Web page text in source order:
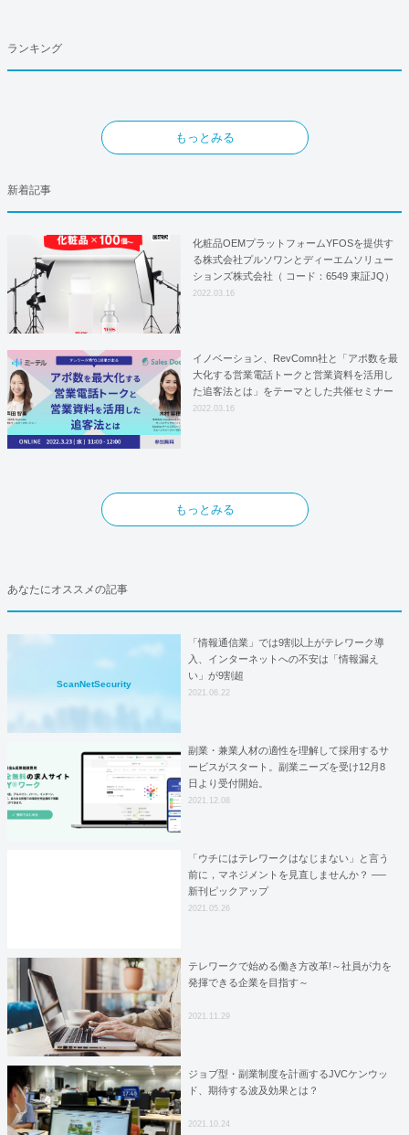
ランキング
もっとみる
新着記事
化粧品OEMプラットフォームYFOSを提供す
る株式会社プルソワンとディーエムソリュー
ションズ株式会社（ コード：6549 東証JQ）
はYFOSにおけるロジスティクスパートナー
2022.03.16
イノベーション、RevComn社と「アポ数を最
大化する営業電話トークと営業資料を活用し
た追客法とは」をテーマとした共催セミナー
を開催！
2022.03.16
もっとみる
あなたにオススメの記事
ScanNetSecurity
「情報通信業」では9割以上がテレワーク導
入、インターネットへの不安は「情報漏え
い」が9割超
2021.06.22
副業・兼業人材の適性を理解して採用するサ
ービスがスタート。副業ニーズを受け12月8
日より受付開始。
2021.12.08
「ウチにはテレワークはなじまない」と言う
前に，マネジメントを見直しませんか？ ──
新刊ピックアップ
2021.05.26
テレワークで始める働き方改革!～社員が力を
発揮できる企業を目指す～
2021.11.29
ジョブ型・副業制度を計画するJVCケンウッ
ド、期待する波及効果とは？
2021.10.24